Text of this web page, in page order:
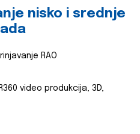
nisko i srednje
RAO
video produkcija, 3D,